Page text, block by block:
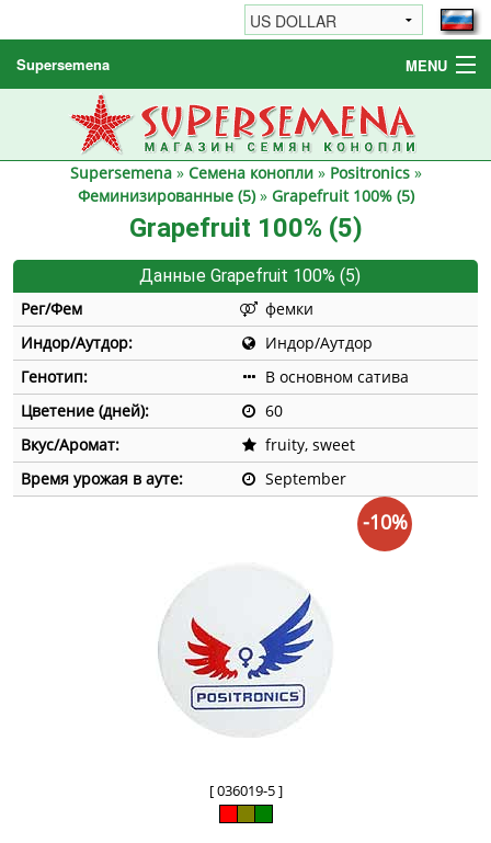
Supersemena MENU
Семена конопли
Другие товары
Как заказать / FAQ
Supersemena» Семена конопли» Positronics»
Феминизированные (5)» Grapefruit 100% (5)
Grapefruit 100% (5)
Данные Grapefruit 100% (5)
Рег/Фем
фемки
Индор/Аутдор:
Индор/Аутдор
Генотип:
В основном сатива
Цветение (дней):
60
Вкус/Аромат:
fruity, sweet
Время урожая в ауте:
September
[ 036019-5 ]
-10%